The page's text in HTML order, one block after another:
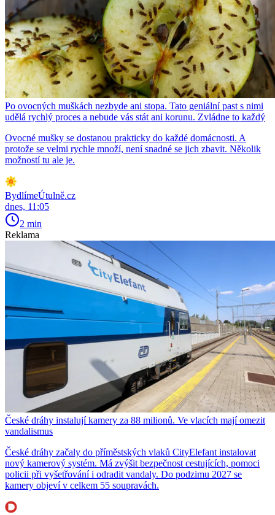
Po ovocných muškách nezbyde ani stopa. Tato geniální past s nimi
udělá rychlý proces a nebude vás stát ani korunu. Zvládne to každý
Ovocné mušky se dostanou prakticky do každé domácnosti. A
protože se velmi rychle množí, není snadné se jich zbavit. Několik
možností tu ale je.
BydlímeÚtulně.cz
dnes, 11:05
2 min
Reklama
České dráhy instalují kamery za 88 milionů. Ve vlacích mají omezit
vandalismus
České dráhy začaly do příměstských vlaků CityElefant instalovat
nový kamerový systém. Má zvýšit bezpečnost cestujících, pomoci
policii při vyšetřování i odradit vandaly. Do podzimu 2027 se
kamery objeví v celkem 55 soupravách.